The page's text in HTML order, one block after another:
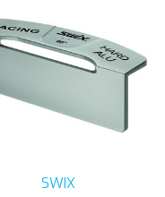
SWIX